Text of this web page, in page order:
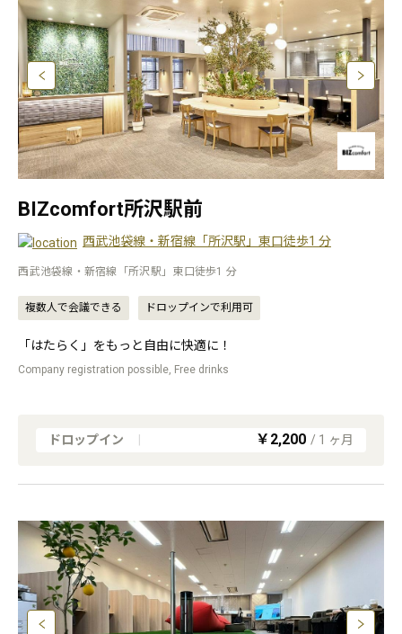
BIZcomfort所沢駅前
西武池袋線・新宿線「所沢駅」東口徒歩1 分
西武池袋線・新宿線「所沢駅」東口徒歩1 分
複数人で会議できる ドロップインで利用可
「はたらく」をもっと自由に快適に！
Company registration possible, Free drinks
ドロップイン ￥2,200 / 1 ヶ月